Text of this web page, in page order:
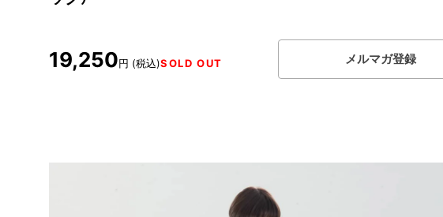
19,250円 (税込)SOLD OUT メルマガ登録